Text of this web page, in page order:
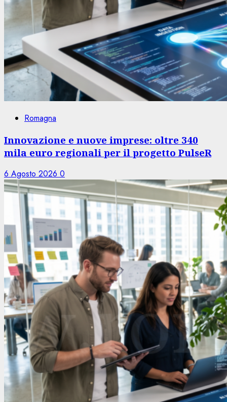
Romagna
Innovazione e nuove imprese: oltre 340
mila euro regionali per il progetto PulseR
6 Agosto 2026 0